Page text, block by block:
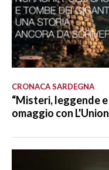
CRONACA SARDEGNA
“Misteri, leggende
omaggio con